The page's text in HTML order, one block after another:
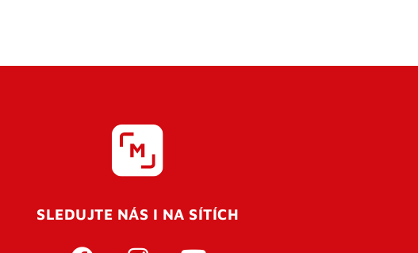
SLEDUJTE NÁS I NA SÍTÍCH